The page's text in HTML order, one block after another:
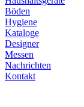
Böden
Hygiene
Kataloge
Designer
Messen
Nachrichten
Kontakt